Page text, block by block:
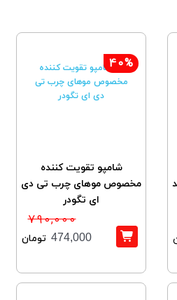
40%
شامپو تقویت کننده
مخصوص موهای چرب تی دی
ای تگودر
790,000
474,000 تومان